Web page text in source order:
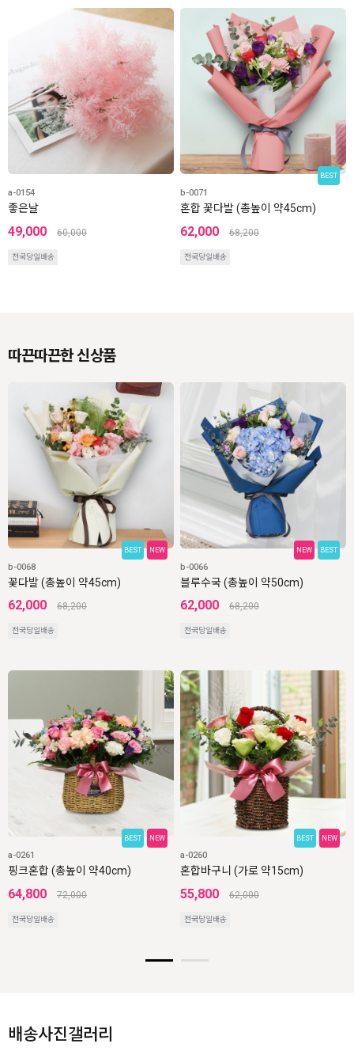
a-0154
좋은날
49,000 60,000
전국당일배송
BEST
b-0071
혼합 꽃다발 (총높이 약45cm)
62,000 68,200
전국당일배송
따끈따끈한 신상품
BEST NEW
b-0068
꽃다발 (총높이 약45cm)
62,000 68,200
전국당일배송
NEW BEST
b-0066
블루수국 (총높이 약50cm)
62,000 68,200
전국당일배송
BEST NEW
a-0261
핑크혼합 (총높이 약40cm)
64,800 72,000
전국당일배송
BEST NEW
a-0260
혼합바구니 (가로 약15cm)
55,800 62,000
전국당일배송
배송사진갤러리